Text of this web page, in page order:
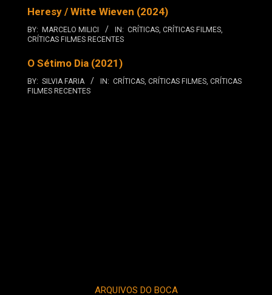
Heresy / Witte Wieven (2024)
BY: MARCELO MILICI IN: CRÍTICAS CRÍTICAS FILMES
CRÍTICAS FILMES RECENTES
O Sétimo Dia (2021)
BY: SILVIA FARIA IN: CRÍTICAS CRÍTICAS FILMES CRÍTICAS
FILMES RECENTES
ARQUIVOS DO BOCA